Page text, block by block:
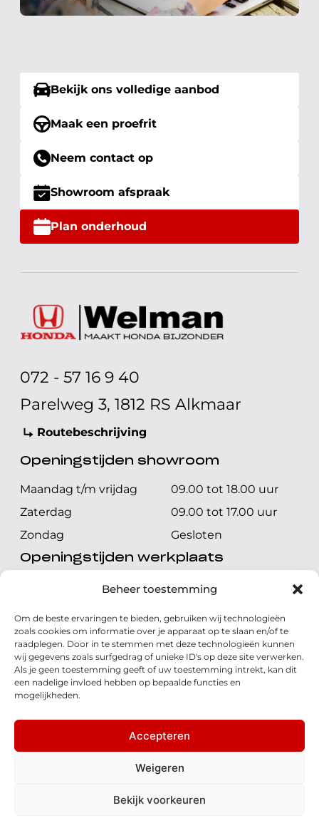
Beheer toestemming
Om de beste ervaringen te bieden, gebruiken wij technologieën
zoals cookies om informatie over je apparaat op te slaan en/of te
raadplegen. Door in te stemmen met deze technologieën kunnen
wij gegevens zoals surfgedrag of unieke ID's op deze site verwerken.
Als je geen toestemming geeft of uw toestemming intrekt, kan dit
een nadelige invloed hebben op bepaalde functies en
mogelijkheden.
Accepteren
Weigeren
Bekijk voorkeuren
Bekijk ons volledige aanbod
Maak een proefrit
Neem contact op
Showroom afspraak
Plan onderhoud
072 - 57 16 9 40
Parelweg 3, 1812 RS Alkmaar
Routebeschrijving
Openingstijden showroom
Maandag t/m vrijdag
09.00 tot 18.00 uur
Zaterdag
09.00 tot 17.00 uur
Zondag
Gesloten
Openingstijden werkplaats
Maandag t/m vrijdag
08.00 tot 17.00 uur
Zondag
Gesloten
Volg ons
© 2026 - Honda Welman
Algemene voorwaarden